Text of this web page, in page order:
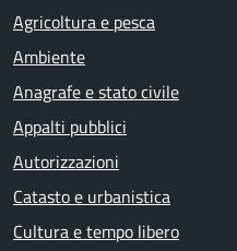
Agricoltura e pesca
Ambiente
Anagrafe e stato civile
Appalti pubblici
Autorizzazioni
Catasto e urbanistica
Cultura e tempo libero